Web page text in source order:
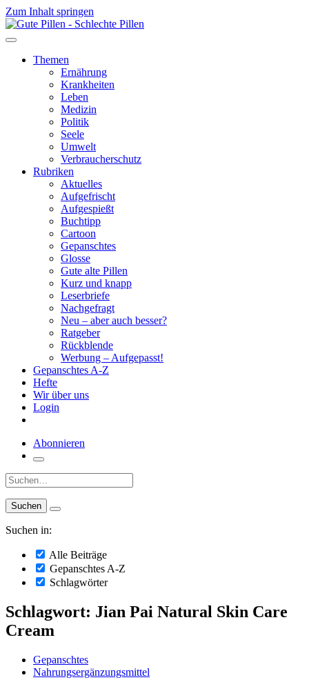
Zum Inhalt springen
Themen
Ernährung
Krankheiten
Leben
Medizin
Politik
Seele
Umwelt
Verbraucherschutz
Rubriken
Aktuelles
Aufgefrischt
Aufgespießt
Buchtipp
Cartoon
Gepanschtes
Glosse
Gute alte Pillen
Kurz und knapp
Leserbriefe
Nachgefragt
Neu – aber auch besser?
Ratgeber
Rückblende
Werbung – Aufgepasst!
Gepanschtes A-Z
Hefte
Wir über uns
Login
Abonnieren
Suche:
Suchen in:
Alle Beiträge
Gepanschtes A-Z
Schlagwörter
Schlagwort: Jian Pai Natural Skin Care
Cream
Gepanschtes
Nahrungsergänzungsmittel